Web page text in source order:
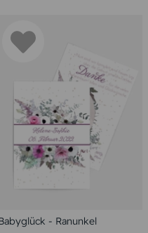
- Ranunkel